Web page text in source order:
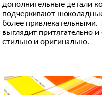
дополнительные детали
подчеркивают
более привлекательными.
выглядит притягательно и
стильно и оригинально.